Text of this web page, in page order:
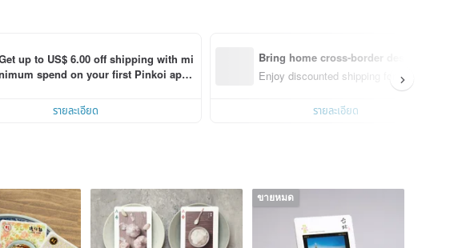
up to US$ 6.00 off shipping with mi
spend on your first Pinkoi app
รายละเอียด
Bring home cross-border design with
Enjoy discounted shipping for select cross-
รายละเอียด
ขายหมด